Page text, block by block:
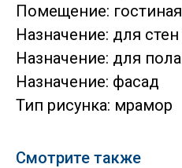
Помещение: гостиная
Назначение: для стен
Назначение: для пола
Назначение: фасад
Тип рисунка: мрамор
Смотрите также